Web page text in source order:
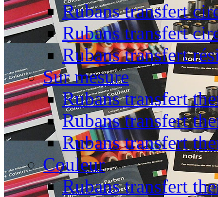
Rubans transfert
Rubans transfert
Rubans transfert
Sur mesure
Rubans transfert
Rubans transfert
Rubans transfert
Couleur
Rubans transfert